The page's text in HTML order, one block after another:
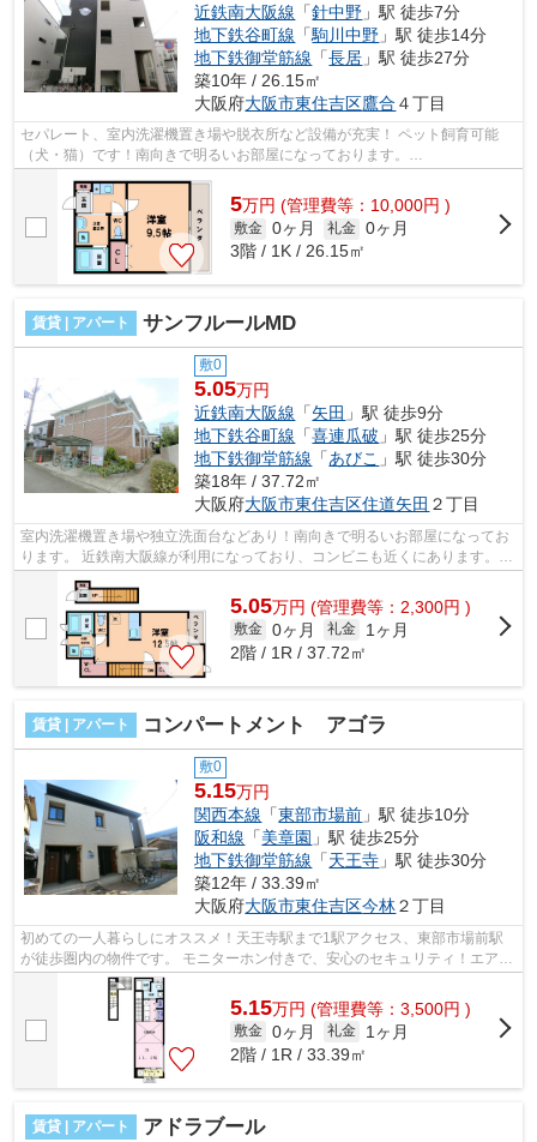
近鉄南大阪線 「針中野 」駅 徒歩7分
地下鉄谷町線 「駒川中野 」駅 徒歩14分
地下鉄御堂筋線 「長居 」駅 徒歩27分
築10年 / 26.15㎡
大阪府大阪市東住吉区鷹合 ４丁目
セパレート、室内洗濯機置き場や脱衣所など設備が充実！ ペット飼育可能
（犬・猫）です！南向きで明るいお部屋になっております。
5万円 (管理費等：10,000円 )
敷金 0ヶ月 礼金 0ヶ月
3階 / 1K / 26.15㎡
賃貸 | アパート サンフルールMD
敷0
5.05万円
近鉄南大阪線 「矢田 」駅 徒歩9分
地下鉄谷町線 「喜連瓜破 」駅 徒歩25分
地下鉄御堂筋線 「あびこ 」駅 徒歩30分
築18年 / 37.72㎡
大阪府大阪市東住吉区住道矢田 ２丁目
室内洗濯機置き場や独立洗面台などあり！南向きで明るいお部屋になってお
ります。 近鉄南大阪線が利用になっており、コンビニも近くにあります。
■□■□■□■□■□■□■□■□■□■□■□■□■□■□■□■□■...
5.05万円 (管理費等：2,300円 )
敷金 0ヶ月 礼金
1ヶ月
2階 / 1R / 37.72㎡
賃貸 | アパート コンパートメント アゴラ
敷0
5.15万円
関西本線 「東部市場前 」駅 徒歩10分
阪和線 「美章園 」駅 徒歩25分
地下鉄御堂筋線 「天王寺 」駅 徒歩30分
築12年 / 33.39㎡
大阪府大阪市東住吉区今林２丁目
初めての一人暮らしにオススメ！天王寺駅まで1駅アクセス、東部市場前駅
が徒歩圏内の物件です。 モニターホン付きで、安心のセキュリティ！エアコ
ン・浴室乾燥機などの設備がございま...
5.15万円 (管理費等：3,500円 )
敷金 0ヶ月 礼金
1ヶ月
2階 / 1R / 33.39㎡
賃貸 | アパート アドラブール